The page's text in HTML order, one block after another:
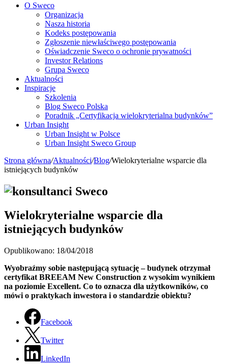
O Sweco
Organizacja
Nasza historia
Kodeks postępowania
Zgłoszenie niewłaściwego postępowania
Oświadczenie Sweco o ochronie prywatności
Investor Relations
Grupa Sweco
Aktualności
Inspiracje
Szkolenia
Blog Sweco Polska
Poradnik „Certyfikacja wielokryterialna budynków”
Urban Insight
Urban Insight w Polsce
Urban Insight Sweco Group
Strona główna/Aktualności/Blog/Wielokryterialne wsparcie dla
istniejących budynków
Wielokryterialne wsparcie dla
istniejących budynków
Opublikowano: 18/04/2018
Wyobraźmy sobie następującą sytuację – budynek otrzymał
certyfikat BREEAM New Construction z wysokim wynikiem
na poziomie Excellent. Co to oznacza dla użytkowników, co
mówi o praktykach inwestora i o standardzie obiektu?
Facebook
Twitter
LinkedIn